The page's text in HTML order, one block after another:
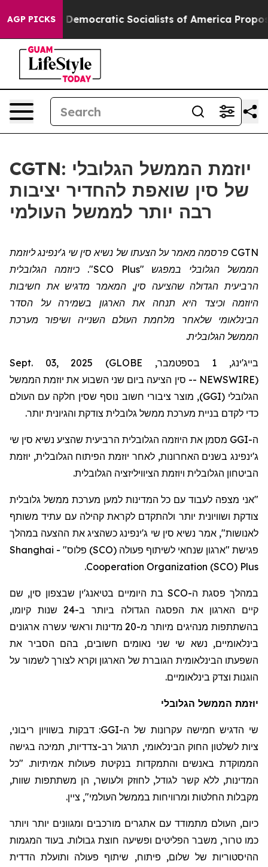
AGP PICKS
Pirro Democratic Socialists of America Propose
CGTN: יוזמת הממשל הגלובלי
של סין שואפת להחדיר יציבות
רבה יותר לממשל העולמי
CGTN פרסמה מאמר על הצעתו של נשיא סין שי ג'ינפינג ליוזמת
הממשל הגלובלי במפגש "SCO Plus". כיוזמה הגלובלית
הרביעית הגדולה שהציעה סין, המאמר מדגיש את חשיבות
היוזמה וכיצד היא תנחה את הארגון בשמירה על הסדר
הבינלאומי שלאחר מלחמת העולם השנייה ושיפור מערכת
הממשל הגלובלית.
בייג'ינג, 1 בספטמבר, Sept. 03, 2025 (GLOBE
NEWSWIRE) -- סין הציעה ביום שני השבוע את יוזמת הממשל
הגלובלי (GGI), מוצר ציבורי חשוב נוסף שסין חלקה עם העולם
כדי לקדם בניית מערכת ממשל גלובלית צודקת והגיונית יותר.
ה-GGI מסמן את היוזמה הגלובלית הרביעית שהציע נשיא סין שי
ג'ינפינג בשנים האחרונות, לאחר יוזמת הפיתוח הגלובלית, יוזמת
הביטחון הגלובלית ויוזמת הציוויליזציה הגלובלית.
"אני מצפה לעבוד עם כל המדינות למען מערכת ממשל גלובלית
צודקת ושוויונית יותר ולהתקדם לקראת קהילה עם עתיד משותף
לאנושות", אמר נשיא סין שי ג'ינפינג כשהציג את ההצעה במהלך
פגישת "ארגון שנחאי לשיתוף פעולה (SCO) פלוס" -
Shanghai
Cooperation Organization (SCO) Plus
.
במהלך פסגת ה-SCO בת היומיים בטיאנג'ין שבצפון סין, שם
קיים הארגון את הפסגה הגדולה ביותר ב-24 שנות קיומו,
בהשתתפות מנהיגים מיותר מ-20 מדינות וראשי עשרה ארגונים
בינלאומיים, נשא שי שני נאומים חשובים, בהם הסביר את
השפעתו הבינלאומית הגוברת של הארגון וקרא לצורך לשמור על
הוגנות וצדק בינלאומיים.
יוזמת הממשל הגלובלי
שי הדגיש חמישה עקרונות של ה-GGI: דבקות בשוויון ריבוני,
ציות לשלטון החוק הבינלאומי, תרגול רב-צדדיות, תמיכה בגישה
הממוקדת באנשים והתמקדות בנקיטת פעולות אמיתיות. "כל
המדינות, ללא קשר לגודל, לחוזק ולעושר, הן משתתפות שוות,
מקבלות החלטות ומרוויחות בממשל העולמי", ציין.
כיום, העולם מתמודד עם אתגרים מורכבים ומגוונים יותר ויותר
כמו טרור, משבר הפליטים ופשיעה חוצת גבולות. בעוד המגמות
ההיסטוריות של שלום, פיתוח, שיתוף פעולה ותועלת הדדית